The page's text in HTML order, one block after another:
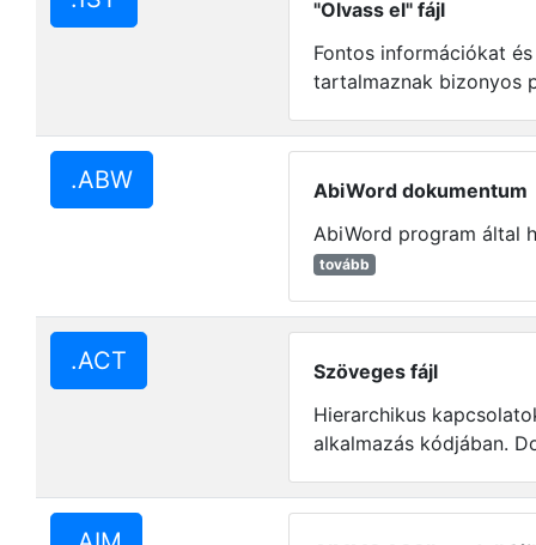
"Olvass el" fájl
Fontos információkat
tartalmaznak bizonyos
.ABW
AbiWord dokumentum
AbiWord program által
tovább
.ACT
Szöveges fájl
Hierarchikus
alkalmazás kódjában.